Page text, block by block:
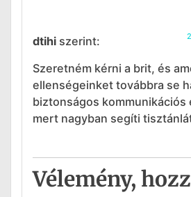
dtihi szerint:
Szeretném kérni a brit, és
ellenségeinket továbbra se
biztonságos kommunikációs
mert nagyban segíti
Vélemény,